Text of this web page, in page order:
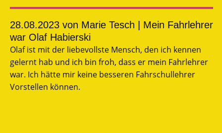
28.08.2023 von Marie Tesch | Mein Fahrlehrer
war Olaf Habierski
Olaf ist mit der liebevollste Mensch, den ich kennen
gelernt hab und ich bin froh, dass er mein Fahrlehrer
war. Ich hätte mir keine besseren Fahrschullehrer
Vorstellen können.